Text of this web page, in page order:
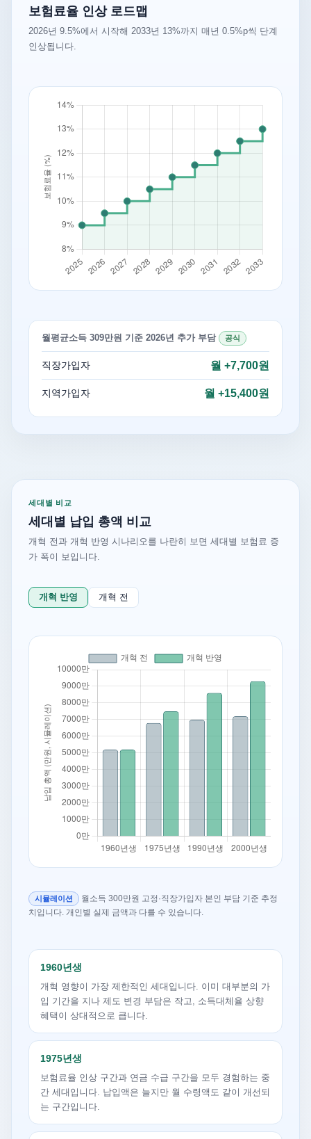
보험료율 인상 로드맵
2026년 9.5%에서 시작해 2033년 13%까지 매년 0.5%p씩 단계
인상됩니다.
월평균소득 309만원 기준 2026년 추가 부담 공식
직장가입자 월 +7,700원
지역가입자 월 +15,400원
세대별 비교
세대별 납입 총액 비교
개혁 전과 개혁 반영 시나리오를 나란히 보면 세대별 보험료 증
가 폭이 보입니다.
개혁 반영 개혁 전
시뮬레이션
월소득 300만원 고정·직장가입자 본인 부담 기준 추정
치입니다. 개인별 실제 금액과 다를 수 있습니다.
1960년생
개혁 영향이 가장 제한적인 세대입니다. 이미 대부분의 가
입 기간을 지나 제도 변경 부담은 작고, 소득대체율 상향
혜택이 상대적으로 큽니다.
1975년생
보험료율 인상 구간과 연금 수급 구간을 모두 경험하는 중
간 세대입니다. 납입액은 늘지만 월 수령액도 같이 개선되
는 구간입니다.